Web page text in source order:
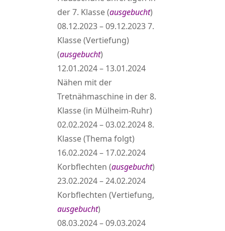
der 7. Klasse (ausgebucht)
08.12.2023 – 09.12.2023 7.
Klasse (Vertiefung)
(ausgebucht)
12.01.2024 – 13.01.2024
Nähen mit der
Tretnähmaschine in der 8.
Klasse (in Mülheim-Ruhr)
02.02.2024 – 03.02.2024 8.
Klasse (Thema folgt)
16.02.2024 – 17.02.2024
Korbflechten (ausgebucht)
23.02.2024 – 24.02.2024
Korbflechten (Vertiefung,
ausgebucht)
08.03.2024 – 09.03.2024